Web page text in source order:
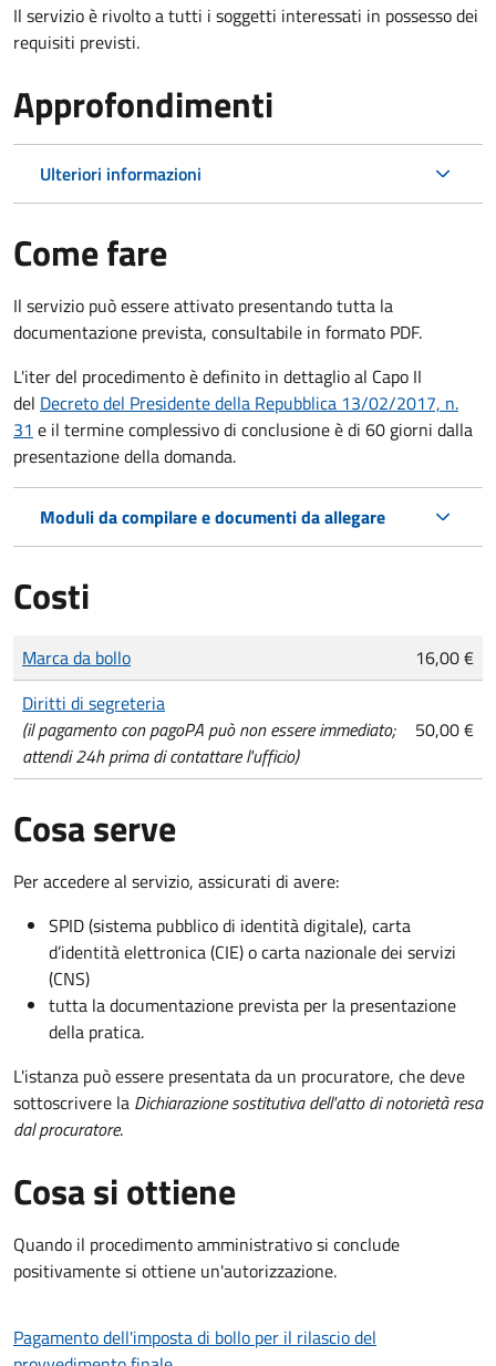
Il servizio è rivolto a tutti i soggetti interessati in possesso dei
requisiti previsti.
Approfondimenti
Ulteriori informazioni
Come fare
Il servizio può essere attivato presentando tutta la
documentazione prevista, consultabile in formato PDF.
L'iter del procedimento è definito in dettaglio al Capo II
del Decreto del Presidente della Repubblica 13/02/2017, n.
31 e il termine complessivo di conclusione è di 60 giorni dalla
presentazione della domanda.
Moduli da compilare e documenti da allegare
Costi
Tipo di pagamento
Importo
Marca da bollo
16,00 €
Diritti di segreteria
(il pagamento con pagoPA può non essere immediato;
attendi 24h prima di contattare l'ufficio)
50,00 €
Cosa serve
Per accedere al servizio, assicurati di avere:
SPID (sistema pubblico di identità digitale), carta
d’identità elettronica (CIE) o carta nazionale dei servizi
(CNS)
tutta la documentazione prevista per la presentazione
della pratica.
L'istanza può essere presentata da un procuratore, che deve
sottoscrivere la Dichiarazione sostitutiva dell'atto di notorietà resa
dal procuratore.
Cosa si ottiene
Quando il procedimento amministrativo si conclude
positivamente si ottiene un'autorizzazione.
Pagamento dell'imposta di bollo per il rilascio del